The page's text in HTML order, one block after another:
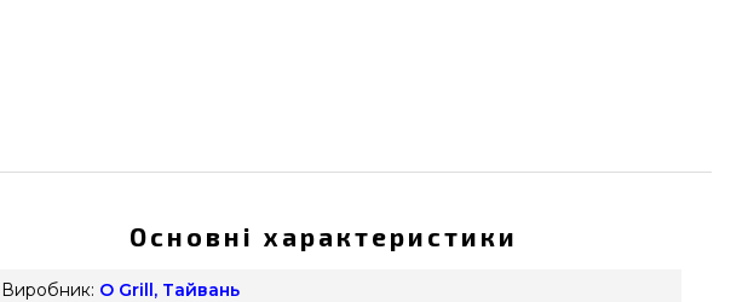
Основні характеристики
Виробник: O Grill, Тайвань